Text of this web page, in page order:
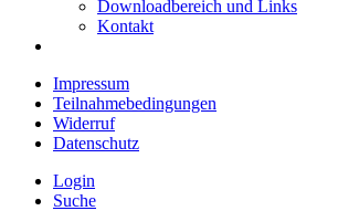
Downloadbereich und Links
Kontakt
Impressum
Teilnahmebedingungen
Widerruf
Datenschutz
Login
Suche